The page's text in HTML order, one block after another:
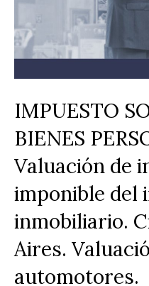
IMPUESTO
BIENES
Valuación de
imponible del
inmobiliario.
Aires.
automotores.